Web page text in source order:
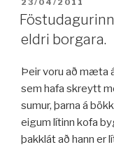
eldri borgara.
Þeir voru að mæta
sem hafa skreytt
sumur, þarna á
eigum lítinn kofa
þakklát að hann er